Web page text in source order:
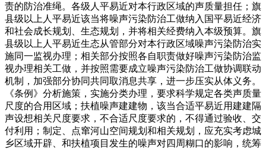
责的防治准绳。各级人平易近对本行政区域的声质量担任；旗
县级以上人平易近该当将噪声污染防治工做纳入国平易近经济
和社会成长规划、生态规划，并将相关经费纳入本级预算。旗
县级以上人平易近生态从管部分对本行政区域噪声污染防治实
施同一监视办理；相关部分按照各自职责做好噪声污染防治监
视办理相关工做，并按照需要成立噪声污染防治工做协调联动
机制，加强部分协同共同取消息共享，进一步压实从体义务。
《条例》分析施策，实施分类办理，要求科学规定各类声质量
尺度的合用区域；扶植噪声建建物，该当合适平易近用建建隔
声设想相关尺度要求，不合适尺度要求的，不得通过验收、交
付利用；制定、点窜河山空间规划和相关规划，应充实考虑城
乡区域开辟、和扶植项目发生的噪声对四周糊口的影响，统筹